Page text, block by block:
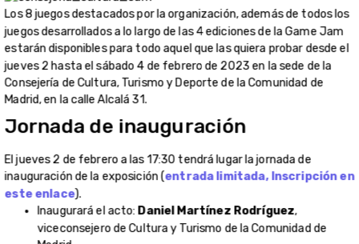
Los 8 juegos destacados por la organización, además de todos los
juegos desarrollados a lo largo de las 4 ediciones de la Game Jam
estarán disponibles para todo aquel que las quiera probar desde el
jueves 2 hasta el sábado 4 de febrero de 2023 en la sede de la
Consejería de Cultura, Turismo y Deporte de la Comunidad de
Madrid, en la calle Alcalá 31.
Jornada de inauguración
El jueves 2 de febrero a las 17:30 tendrá lugar la jornada de
inauguración de la exposición (entrada limitada, Inscripción en
este enlace).
Inaugurará el acto: Daniel Martínez Rodríguez,
viceconsejero de Cultura y Turismo de la Comunidad de